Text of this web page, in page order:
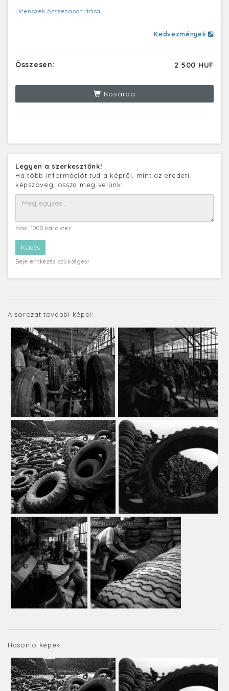
Licenszek összehasonlítása
Kedvezmények
Összesen: 2 500 HUF
Kosárba
Legyen a szerkesztőnk!
Ha több információt tud a képről, mint az eredeti
képszöveg, ossza meg velünk!
Max. 1000 karakter
Bejelentkezés szükséges!
A sorozat további képei:
Hasonló képek: